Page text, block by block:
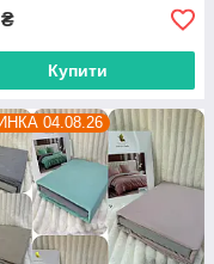
₴
Купити
04.08.26